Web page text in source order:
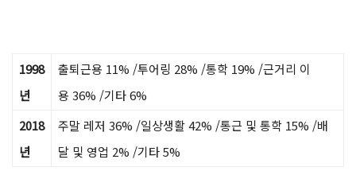
1998
년
출퇴근용 11% /투어링 28% /통학 19% /근거리 이
용 36% /기타 6%
2018
년
주말 레저 36% /일상생활 42% /통근 및 통학 15% /배
달 및 영업 2% /기타 5%